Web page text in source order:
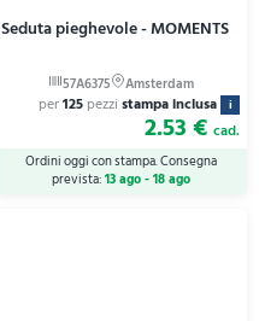
Seduta pieghevole - MOMENTS
per125 pezzi stampa inclusa i
2.53 € cad.
Ordini oggi con stampa. Consegna
prevista:13 ago - 18 ago